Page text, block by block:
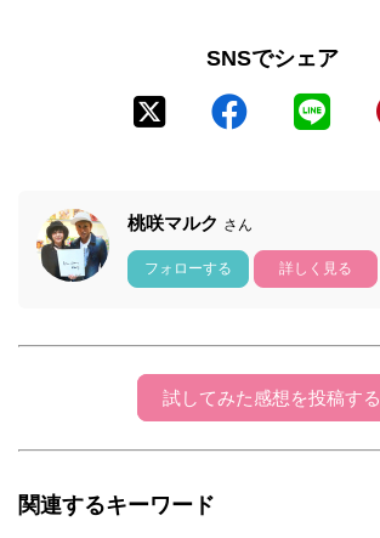
SNSでシェア
桃咲マルク さん
フォローする 詳しく見る
試してみた感想を投稿する
関連するキーワード